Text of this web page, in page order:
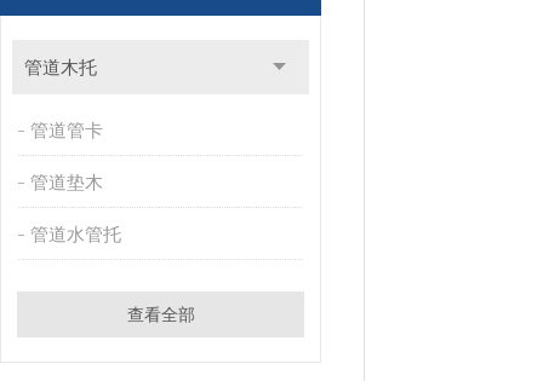
管道木托
管道管卡
管道垫木
管道水管托
查看全部